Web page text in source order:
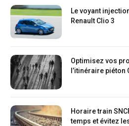
Le voyant
Renault Clio 3
Optimisez vos
l’itinéraire piéton
Horaire train
temps et évitez